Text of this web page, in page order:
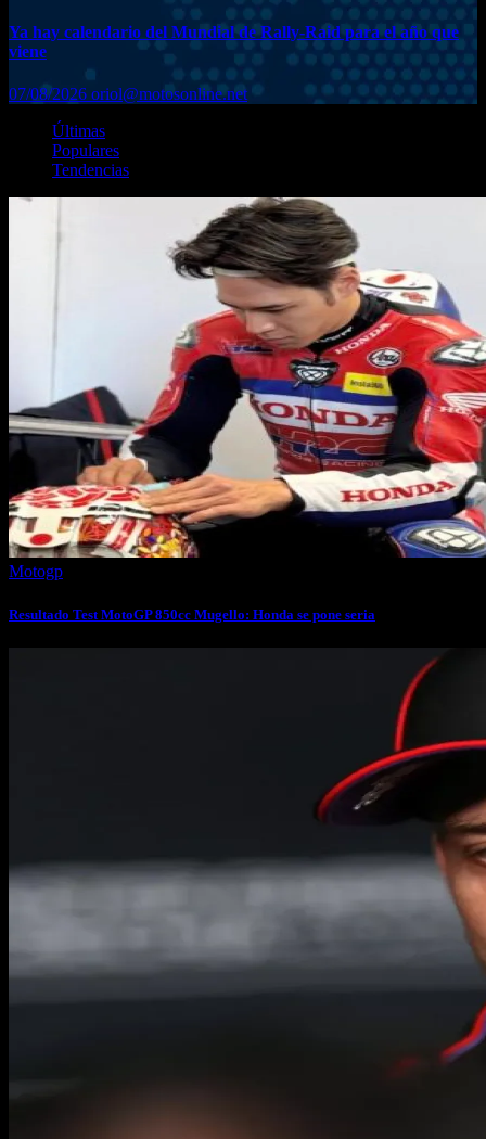
Ya hay calendario del Mundial de Rally-Raid para el año que
viene
07/08/2026 oriol@motosonline.net
Últimas
Populares
Tendencias
Motogp
Resultado Test MotoGP 850cc Mugello: Honda se pone seria